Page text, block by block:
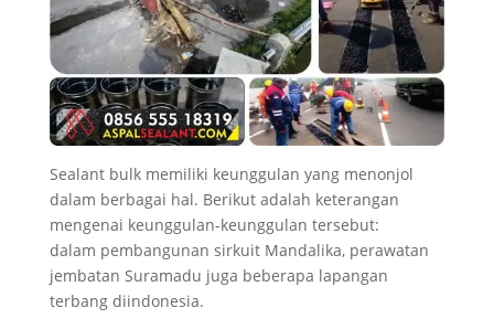
Sealant bulk memiliki keunggulan yang menonjol
dalam berbagai hal. Berikut adalah keterangan
mengenai keunggulan-keunggulan tersebut:
dalam pembangunan sirkuit Mandalika, perawatan
jembatan Suramadu juga beberapa lapangan
terbang diindonesia.